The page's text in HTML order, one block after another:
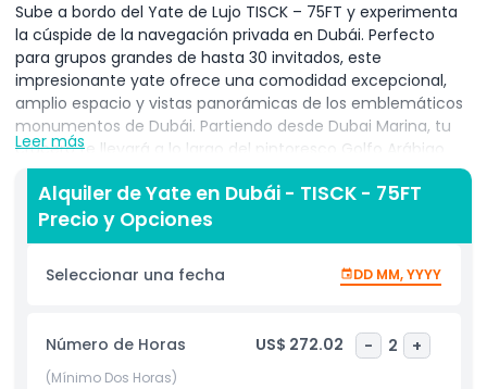
Sube a bordo del Yate de Lujo TISCK – 75FT y experimenta
la cúspide de la navegación privada en Dubái. Perfecto
para grupos grandes de hasta 30 invitados, este
impresionante yate ofrece una comodidad excepcional,
amplio espacio y vistas panorámicas de los emblemáticos
monumentos de Dubái. Partiendo desde Dubai Marina, tu
crucero te llevará a lo largo del pintoresco Golfo Arábigo
pasando por Ain Dubai, el Skyline de JBR, Palm Jumeirah,
Atlantis The Palm y el mundialmente famoso Burj Al Arab. El
yate cuenta con múltiples áreas de asientos, una amplia
cubierta para tomar el sol, salón interior y cabinas bien
equipadas, ofreciendo una verdadera experiencia VIP en el
agua. Un capitán y tripulación profesional garantizan un
refrescos, agua mineral, toallas y chalecos salvavidas.
Catering opcional de BBQ, equipo de pesca y otras
experiencias personalizadas están disponibles bajo solicitud.
Leer más
Alquiler de Yate en Dubái - TISCK - 75FT
Precio y Opciones
Seleccionar una fecha DD MM, YYYY
Número de Horas US$ 272.02 - 2 +
(Mínimo Dos Horas)